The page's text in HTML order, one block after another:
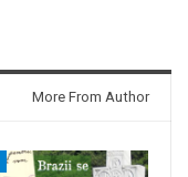
More From Author